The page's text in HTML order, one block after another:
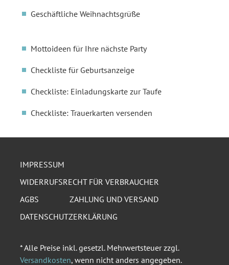
Geschäftliche Weihnachtsgrüße
Mottoideen für Ihre nächste Party
Checkliste für Geburtsanzeige
Checkliste: Einladungskarte zur Taufe
Checkliste: Trauerkarten versenden
IMPRESSUM
WIDERRUFSRECHT FÜR VERBRAUCHER
AGBS
ZAHLUNG UND VERSAND
DATENSCHUTZERKLÄRUNG
* Alle Preise inkl. gesetzl. Mehrwertsteuer zzgl.
Versandkosten, wenn nicht anders angegeben.